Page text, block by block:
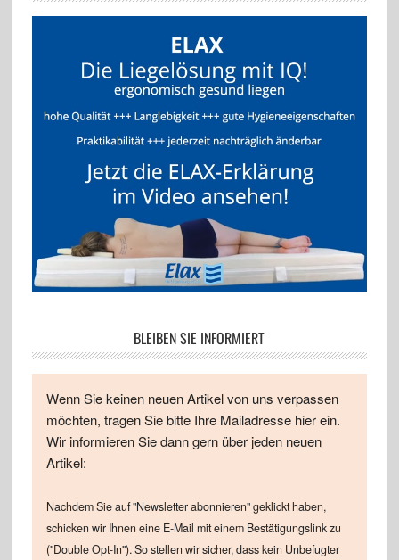
BLEIBEN SIE INFORMIERT
Wenn Sie keinen neuen Artikel von uns verpassen
möchten, tragen Sie bitte Ihre Mailadresse hier ein.
Wir informieren Sie dann gern über jeden neuen
Artikel:
Nachdem Sie auf "Newsletter abonnieren" geklickt haben,
schicken wir Ihnen eine E-Mail mit einem Bestätigungslink zu
("Double Opt-In"). So stellen wir sicher, dass kein Unbefugter